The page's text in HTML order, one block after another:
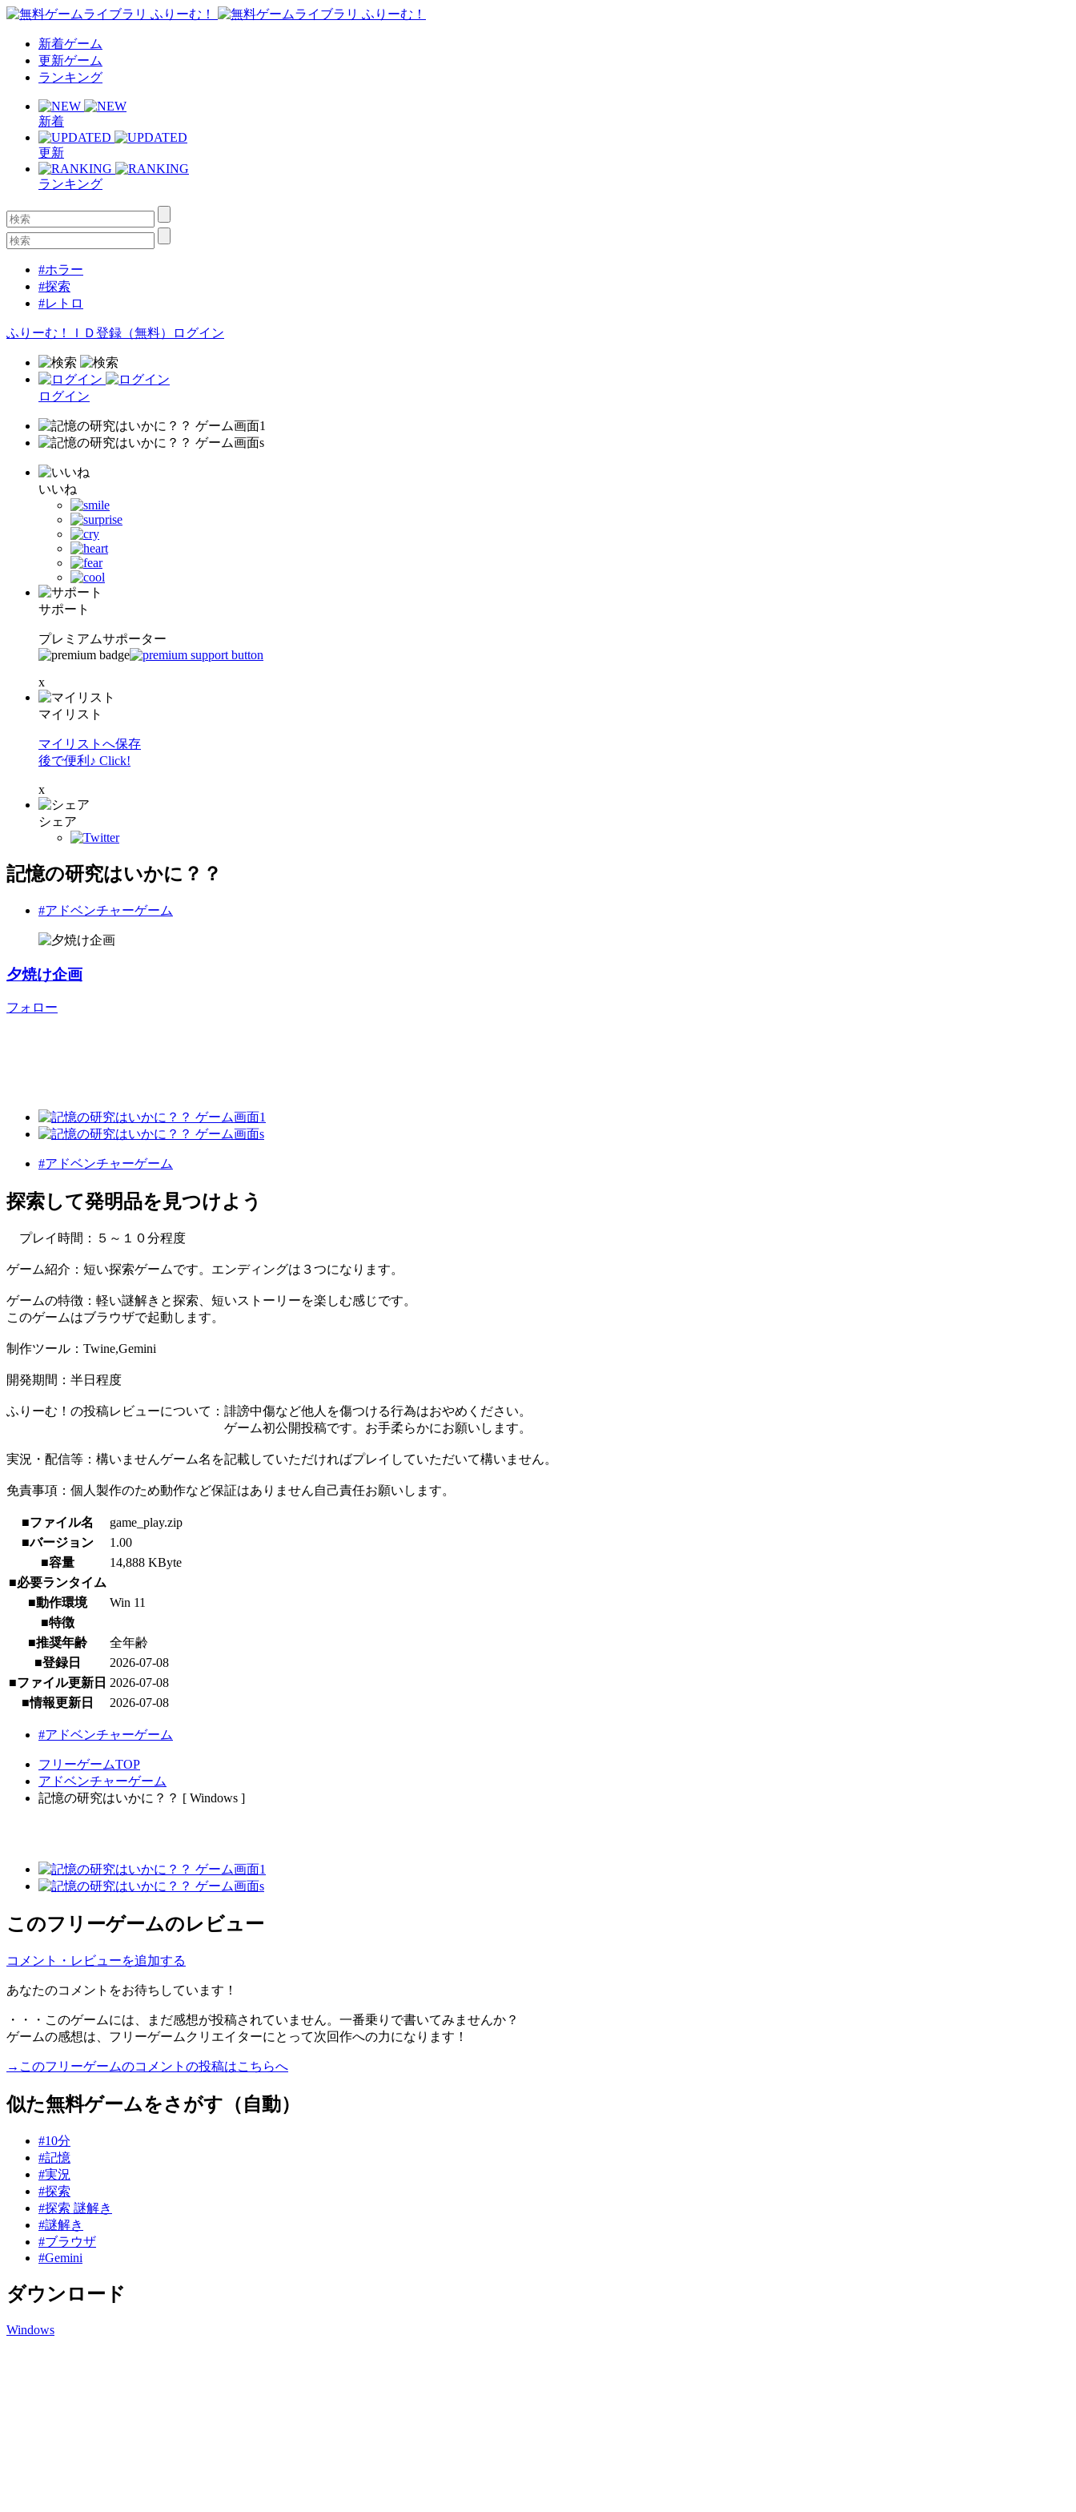
新着ゲーム
更新ゲーム
ランキング
新着
更新
ランキング
#ホラー
#探索
#レトロ
ふりーむ！ＩＤ登録（無料） ログイン
ログイン
いいね
サポート
プレミアムサポーター
x
マイリスト
マイリストへ保存
後で便利♪ Click!
x
シェア
記憶の研究はいかに？？
#アドベンチャーゲーム
夕焼け企画
フォロー
#アドベンチャーゲーム
探索して発明品を見つけよう
プレイ時間：５～１０分程度
ゲーム紹介：短い探索ゲームです。エンディングは３つになります。
ゲームの特徴：軽い謎解きと探索、短いストーリーを楽しむ感じです。
このゲームはブラウザで起動します。
制作ツール：Twine,Gemini
開発期間：半日程度
ふりーむ！の投稿レビューについて：誹謗中傷など他人を傷つける行為はおやめください。
ゲーム初公開投稿です。お手柔らかにお願いします。
実況・配信等：構いませんゲーム名を記載していただければプレイしていただいて構いません。
免責事項：個人製作のため動作など保証はありません自己責任お願いします。
■ファイル名
game_play.zip
■バージョン
1.00
■容量
14,888 KByte
■必要ランタイム
■動作環境
Win 11
■特徴
■推奨年齢
全年齢
■登録日
2026-07-08
■ファイル更新日 2026-07-08
■情報更新日
2026-07-08
#アドベンチャーゲーム
フリーゲームTOP
アドベンチャーゲーム
記憶の研究はいかに？？ [ Windows ]
このフリーゲームのレビュー
コメント・レビューを追加する
あなたのコメントをお待ちしています！
・・・このゲームには、まだ感想が投稿されていません。一番乗りで書いてみませんか？
ゲームの感想は、フリーゲームクリエイターにとって次回作への力になります！
→このフリーゲームのコメントの投稿はこちらへ
似た無料ゲームをさがす（自動）
#10分
#記憶
#実況
#探索
#探索 謎解き
#謎解き
#ブラウザ
#Gemini
ダウンロード
Windows